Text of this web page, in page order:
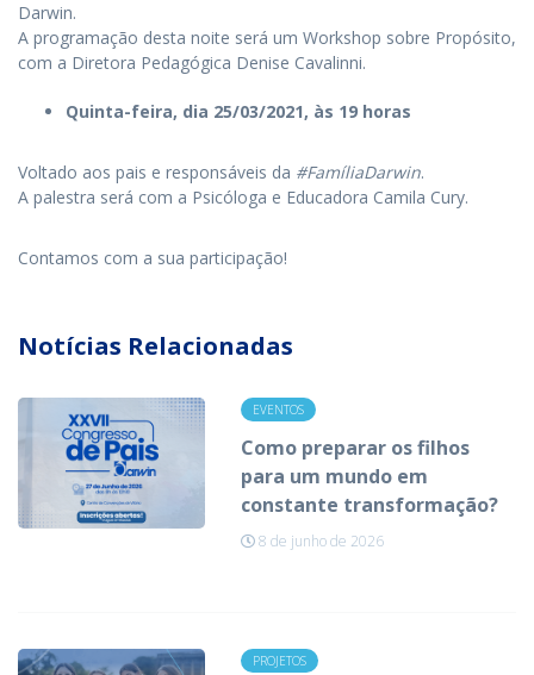
Darwin.
A programação desta noite será um Workshop sobre Propósito,
com a Diretora Pedagógica Denise Cavalinni.
Quinta-feira, dia 25/03/2021, às 19 horas
Voltado aos pais e responsáveis da #FamíliaDarwin.
A palestra será com a Psicóloga e Educadora Camila Cury.
Contamos com a sua participação!
Notícias Relacionadas
EVENTOS
Como preparar os filhos
para um mundo em
constante transformação?
8 de junho de 2026
PROJETOS